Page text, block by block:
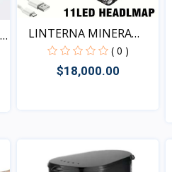
LINTERNA MINERA
RECARGA...
( 0 )
$18,000.00